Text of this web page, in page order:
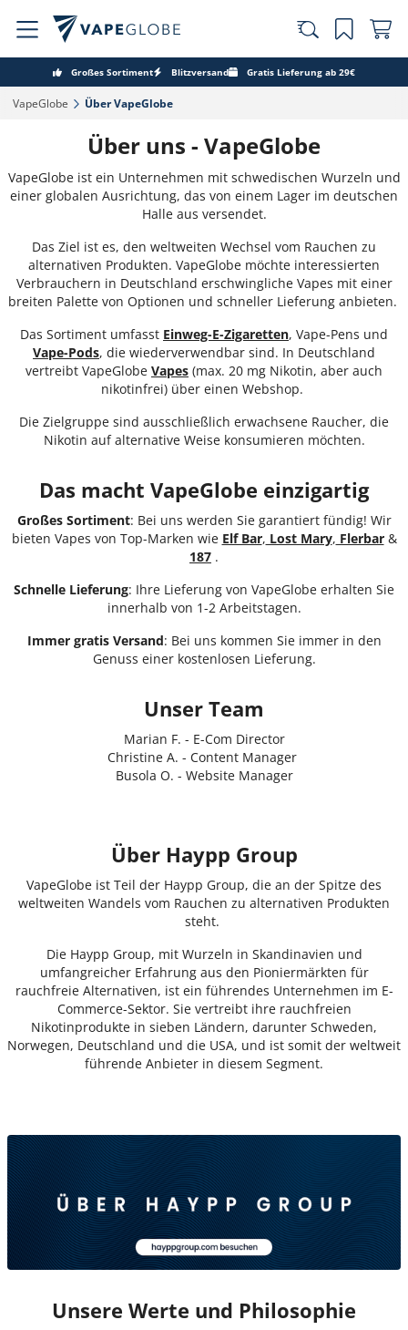
Großes Sortiment Blitzversand Gratis Lieferung ab 29€
VapeGlobe‎ Über VapeGlobe‎
Über uns - VapeGlobe
VapeGlobe ist ein Unternehmen mit schwedischen Wurzeln und
einer globalen Ausrichtung, das von einem Lager im deutschen
Halle aus versendet.
Das Ziel ist es, den weltweiten Wechsel vom Rauchen zu
alternativen Produkten. VapeGlobe möchte interessierten
Verbrauchern in Deutschland erschwingliche Vapes mit einer
breiten Palette von Optionen und schneller Lieferung anbieten.
Das Sortiment umfasst Einweg-E-Zigaretten, Vape-Pens und
Vape-Pods, die wiederverwendbar sind. In Deutschland
vertreibt VapeGlobe Vapes (max. 20 mg Nikotin, aber auch
nikotinfrei) über einen Webshop.
Die Zielgruppe sind ausschließlich erwachsene Raucher, die
Nikotin auf alternative Weise konsumieren möchten.
Das macht VapeGlobe einzigartig
Großes Sortiment: Bei uns werden Sie garantiert fündig! Wir
bieten Vapes von Top-Marken wie Elf Bar, Lost Mary, Flerbar&
187 .
Schnelle Lieferung: Ihre Lieferung von VapeGlobe erhalten Sie
innerhalb von 1-2 Arbeitstagen.
Immer gratis Versand: Bei uns kommen Sie immer in den
Genuss einer kostenlosen Lieferung.
Unser Team
Marian F. - E-Com Director
Christine A. - Content Manager
Busola O. - Website Manager
Über Haypp Group
VapeGlobe ist Teil der Haypp Group, die an der Spitze des
weltweiten Wandels vom Rauchen zu alternativen Produkten
steht.
Die Haypp Group, mit Wurzeln in Skandinavien und
umfangreicher Erfahrung aus den Pioniermärkten für
rauchfreie Alternativen, ist ein führendes Unternehmen im E-
Commerce-Sektor. Sie vertreibt ihre rauchfreien
Nikotinprodukte in sieben Ländern, darunter Schweden,
Norwegen, Deutschland und die USA, und ist somit der weltweit
führende Anbieter in diesem Segment.
Unsere Werte und Philosophie